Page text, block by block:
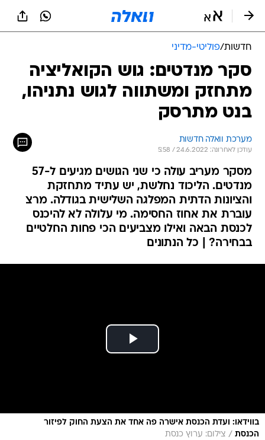
חדשות/פוליטי-מדיני
סקר מנדטים: גוש הקואליציה
מתחזק ומשתווה לגוש נתניהו,
בנט מתרסק
מערכת וואלה חדשות
עודכן לאחרונה: 24.6.2022 / 5:58
מסקר מעריב עולה כי שני הגושים מגיעים ל-57
מנדטים. הליכוד נחלשת, יש עתיד מתחזקת
והציונות הדתית המפלגה השלישית בגודלה. מרצ
עוברת את אחוז החסימה. מי עלולה לא להיכנס
לכנסת הבאה ואילו מצביעים הכי פחות החלטיים
בבחירה? | כל הנתונים
בווידאו: ועדת הכנסת אישרה פה אחד את הצעת החוק לפיזור
הכנסת / צילום: ערוץ כנסת